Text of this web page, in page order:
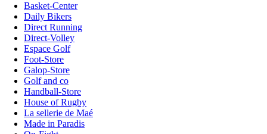
Basket-Center
Daily Bikers
Direct Running
Direct-Volley
Espace Golf
Foot-Store
Galop-Store
Golf and co
Handball-Store
House of Rugby
La sellerie de Maé
Made in Paradis